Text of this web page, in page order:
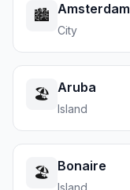
🏙️ Amsterdam
City
🏖️ Aruba
Island
🏖️ Bonaire
Island